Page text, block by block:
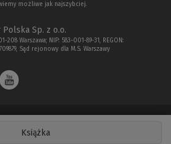
Książka
możliwe jak najszybciej.
Sp. z o.o.
208 Warszawa; NIP: 583-001-89-31, REGON:
Sąd rejonowy dla M.S. Warszawy